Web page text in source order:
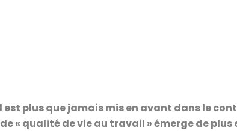
plus que jamais mis en avant dans le
« qualité de vie au travail » émerge de plus